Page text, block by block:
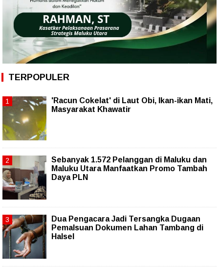
TERPOPULER
'Racun Cokelat' di Laut Obi, Ikan-ikan Mati,
Masyarakat Khawatir
Sebanyak 1.572 Pelanggan di Maluku dan
Maluku Utara Manfaatkan Promo Tambah
Daya PLN
Dua Pengacara Jadi Tersangka Dugaan
Pemalsuan Dokumen Lahan Tambang di
Halsel